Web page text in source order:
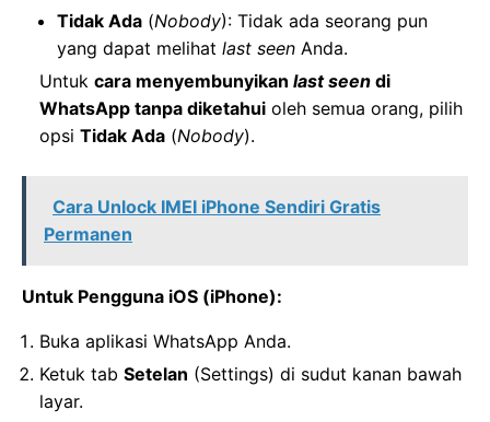
Tidak Ada (Nobody): Tidak ada seorang pun
yang dapat melihat last seen Anda.
Untuk cara menyembunyikan last seen di
WhatsApp tanpa diketahui oleh semua orang, pilih
opsi Tidak Ada (Nobody).
Cara Unlock IMEI iPhone Sendiri Gratis
Permanen
Untuk Pengguna iOS (iPhone):
Buka aplikasi WhatsApp Anda.
Ketuk tab Setelan (Settings) di sudut kanan bawah
layar.